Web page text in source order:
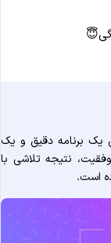
برنامه دقیق و یک
نتیجه تلاشی با
است.